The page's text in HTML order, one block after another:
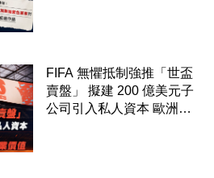
FIFA 無懼抵制強推「世盃
賣盤」 擬建 200 億美元子
公司引入私人資本 歐洲足